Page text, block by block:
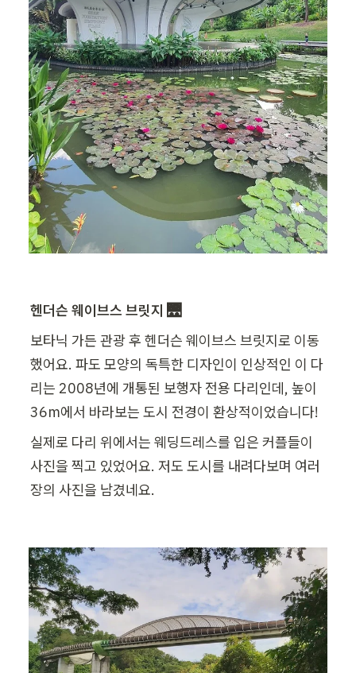
헨더슨 웨이브스 브릿지 🌉
보타닉 가든 관광 후 헨더슨 웨이브스 브릿지로 이동
했어요. 파도 모양의 독특한 디자인이 인상적인 이 다
리는 2008년에 개통된 보행자 전용 다리인데, 높이
36m에서 바라보는 도시 전경이 환상적이었습니다!
실제로 다리 위에서는 웨딩드레스를 입은 커플들이
사진을 찍고 있었어요. 저도 도시를 내려다보며 여러
장의 사진을 남겼네요.